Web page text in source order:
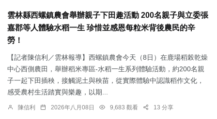
雲林縣西螺鎮農會舉辦親子下田趣活動 200名親子與立委張
嘉郡等人體驗水稻一生 珍惜並感恩每粒米背後農民的辛
勞！
【記者陳信利／雲林報導】西螺鎮農會今天（8日）在鹿場稻榖乾燥
中心西側農田，舉辦稻米專區-水稻一生系列體驗活動，約200名親
子一起下田插秧，接觸泥土與秧苗，從實際體驗中認識稻作文化，
感受農村生活踏實與樂趣，以期...
陳信利 2026年八月08日 9,683 觀看 13 分享